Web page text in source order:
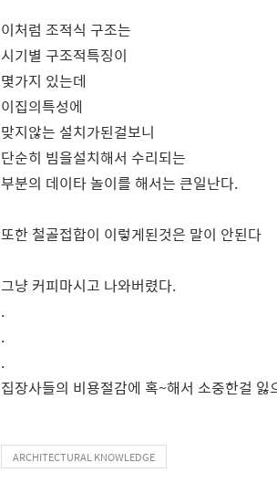
이처럼 조적식 구조는
시기별 구조적특징이
몇가지 있는데
이집의특성에
맞지않는 설치가된걸보니
단순히 빔을설치해서 수리되는
부분의 데이타 놀이를 해서는 큰일난다.
또한 철골접합이 이렇게된것은 말이 안된다
그냥 커피마시고 나와버렸다.
.
.
.
집장사들의 비용절감에 혹~해서 소중한걸 잃
ARCHITECTURAL KNOWLEDGE